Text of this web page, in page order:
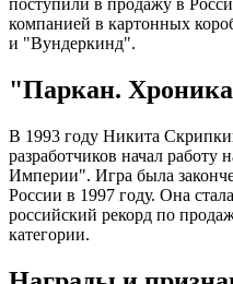
поступили в продажу в
компанией в картонных
и "Вундеркинд".
"Паркан.
В 1993 году Никита
разработчиков начал
Империи". Игра была
России в 1997 году. Она
российский рекорд по
категории.